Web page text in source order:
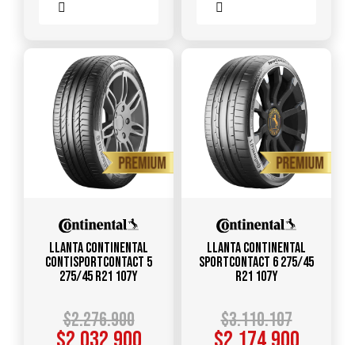
Llanta CONTINENTAL
ContiSportContact 5
275/45 R21 107Y
$2.276.900
Llanta CONTINENTAL
SportContact 6 275/45
R21 107Y
$3.110.107